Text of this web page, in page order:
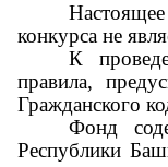
конкурса не
К
правила,
Гражданского
Фонд
Республики